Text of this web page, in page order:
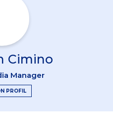
Cimino
Manager
PROFIL